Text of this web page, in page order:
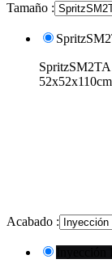
Tamaño :
SpritzSM2TA
Acabado :